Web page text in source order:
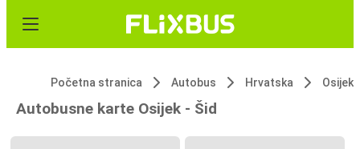
Početna stranica Autobus Hrvatska Osijek
Autobusne karte Osijek - Šid